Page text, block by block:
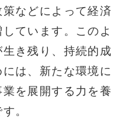
などによって経済
ています。このよ
き残り、持続的成
は、新たな環境に
を展開する力を養
。